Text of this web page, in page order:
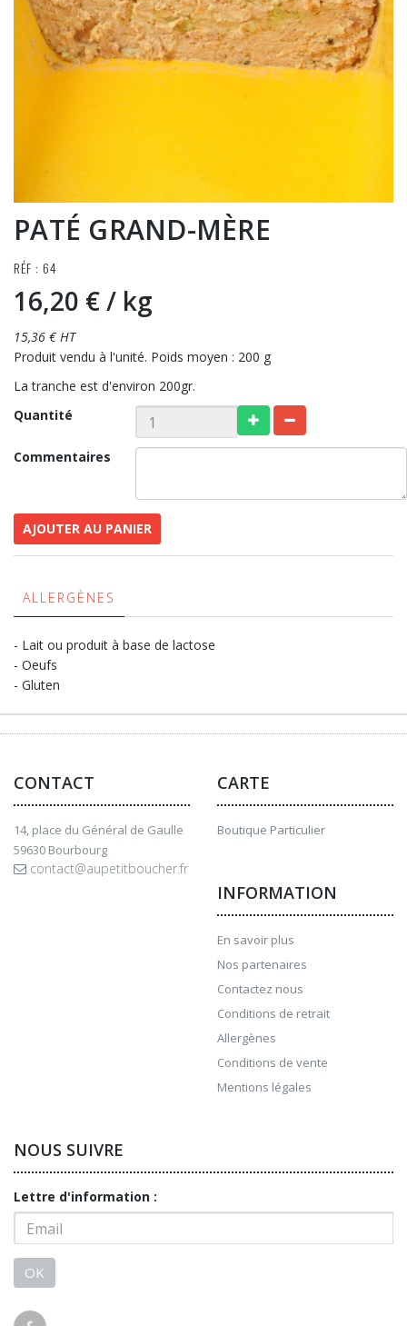
PATÉ GRAND-MÈRE
RÉF : 64
16,20 €/ kg
15,36 € HT
Produit vendu à l'unité. Poids moyen : 200 g
La tranche est d'environ 200gr.
Quantité
Commentaires
AJOUTER AU PANIER
ALLERGÈNES
- Lait ou produit à base de lactose
- Oeufs
- Gluten
CONTACT
14, place du Général de Gaulle
59630 Bourbourg
contact@aupetitboucher.fr
CARTE
Boutique Particulier
INFORMATION
En savoir plus
Nos partenaires
Contactez nous
Conditions de retrait
Allergènes
Conditions de vente
Mentions légales
NOUS SUIVRE
Lettre d'information :
OK